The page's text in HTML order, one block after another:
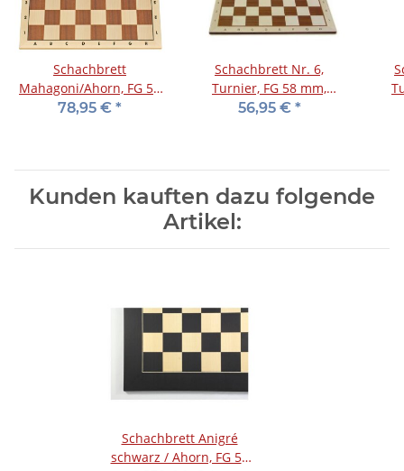
Schachbrett
Mahagoni/Ahorn, FG 58
mm
78,95 € *
Schachbrett Nr. 6,
Turnier, FG 58 mm,
klappbar
56,95 € *
Kunden kauften dazu folgende
Artikel:
Schachbrett Anigré
schwarz / Ahorn, FG 55